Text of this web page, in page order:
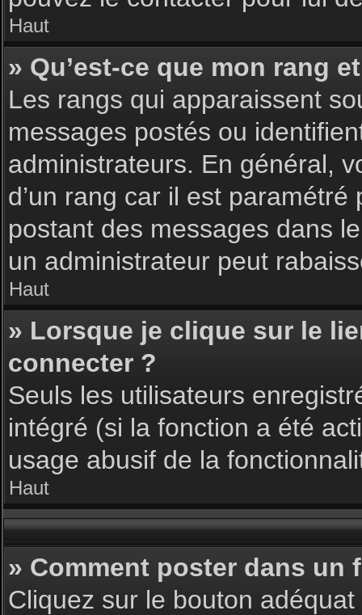
Haut
» Qu’est-ce que mon rang
Les rangs qui apparaissent
messages postés ou
administrateurs. En général,
d’un rang car il est
postant des messages dans
un administrateur peut
Haut
» Lorsque je clique sur le
connecter ?
Seuls les utilisateurs
intégré (si la fonction a été
usage abusif de la
Haut
» Comment poster dans un
Cliquez sur le bouton